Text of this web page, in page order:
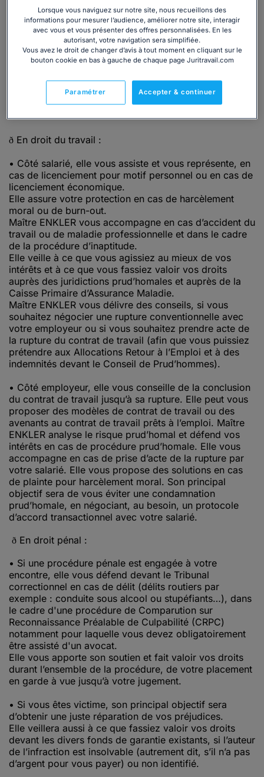
Présentation
Avocat au Barreau de Senlis, Maître Barbara ENKLER
propose de mettre ses compétences au service de vos
intérêts. Ses domaines d'intervention majeurs sont le
droit du travail et le droit pénal.
ð En droit du travail :
• Côté salarié, elle vous assiste et vous représente, en
cas de licenciement pour motif personnel ou en cas de
licenciement économique.
Elle assure votre protection en cas de harcèlement
moral ou de burn-out.
Maître ENKLER vous accompagne en cas d’accident du
travail ou de maladie professionnelle et dans le cadre
de la procédure d’inaptitude.
Elle veille à ce que vous agissiez au mieux de vos
intérêts et à ce que vous fassiez valoir vos droits
auprès des juridictions prud’homales et auprès de la
Caisse Primaire d’Assurance Maladie.
Maître ENKLER vous délivre des conseils, si vous
souhaitez négocier une rupture conventionnelle avec
votre employeur ou si vous souhaitez prendre acte de
la rupture du contrat de travail (afin que vous puissiez
prétendre aux Allocations Retour à l’Emploi et à des
indemnités devant le Conseil de Prud’hommes).
• Côté employeur, elle vous conseille de la conclusion
du contrat de travail jusqu’à sa rupture. Elle peut vous
proposer des modèles de contrat de travail ou des
avenants au contrat de travail prêts à l’emploi. Maître
ENKLER analyse le risque prud’homal et défend vos
intérêts en cas de procédure prud’homale. Elle vous
accompagne en cas de prise d’acte de la rupture par
votre salarié. Elle vous propose des solutions en cas
de plainte pour harcèlement moral. Son principal
objectif sera de vous éviter une condamnation
prud’homale, en négociant, au besoin, un protocole
d’accord transactionnel avec votre salarié.
ð En droit pénal :
• Si une procédure pénale est engagée à votre
encontre, elle vous défend devant le Tribunal
correctionnel en cas de délit (délits routiers par
exemple : conduite sous alcool ou stupéfiants…), dans
le cadre d'une procédure de Comparution sur
Reconnaissance Préalable de Culpabilité (CRPC)
notamment pour laquelle vous devez obligatoirement
être assisté d'un avocat.
Elle vous apporte son soutien et fait valoir vos droits
durant l’ensemble de la procédure, de votre placement
en garde à vue jusqu’à votre jugement.
• Si vous êtes victime, son principal objectif sera
d’obtenir une juste réparation de vos préjudices.
Elle veillera aussi à ce que fassiez valoir vos droits
devant les divers fonds de garantie existants, si l’auteur
de l’infraction est insolvable (autrement dit, s’il n’a pas
d’argent pour vous payer) ou non identifié.
Lorsque vous naviguez sur notre site, nous recueillons des
informations pour mesurer l’audience, améliorer notre site, interagir
avec vous et vous présenter des offres personnalisées. En les
autorisant, votre navigation sera simplifiée.
Vous avez le droit de changer d’avis à tout moment en cliquant sur le
bouton cookie en bas à gauche de chaque page Juritravail.com
Accepter & continuer
Paramétrer